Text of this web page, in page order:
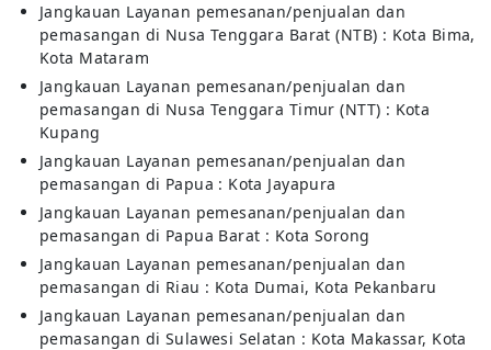
Jangkauan Layanan pemesanan/penjualan dan
pemasangan di Nusa Tenggara Barat (NTB) : Kota Bima,
Kota Mataram
Jangkauan Layanan pemesanan/penjualan dan
pemasangan di Nusa Tenggara Timur (NTT) : Kota
Kupang
Jangkauan Layanan pemesanan/penjualan dan
pemasangan di Papua : Kota Jayapura
Jangkauan Layanan pemesanan/penjualan dan
pemasangan di Papua Barat : Kota Sorong
Jangkauan Layanan pemesanan/penjualan dan
pemasangan di Riau : Kota Dumai, Kota Pekanbaru
Jangkauan Layanan pemesanan/penjualan dan
pemasangan di Sulawesi Selatan : Kota Makassar, Kota